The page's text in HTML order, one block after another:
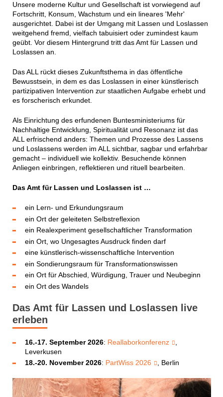
Unsere moderne Kultur und Gesellschaft ist vorwiegend auf
Fortschritt, Konsum, Wachstum und ein lineares 'Mehr'
ausgerichtet. Dabei ist der Umgang mit Lassen und Loslassen
weitgehend fremd, vielfach tabuisiert oder zumindest kaum
geübt. Vor diesem Hintergrund tritt das Amt für Lassen und
Loslassen an.
Das ALL rückt dieses Zukunftsthema in das öffentliche
Bewusstsein, in dem es das Loslassen in einer künstlerisch
partizipativen Intervention zur staatlichen Aufgabe erhebt und
es forscherisch erkundet.
Als Einrichtung des erfundenen Buntesministeriums für
Nachhaltige Entwicklung, Spiritualität und Resonanz ist das
ALL erfrischend anders: Themen und Prozesse des Lassens
und Loslassens werden im ALL sichtbar, sagbar und erfahrbar
gemacht – individuell wie kollektiv. Besuchende können
Anliegen einbringen, reflektieren und rituell bearbeiten.
Das Amt für Lassen und Loslassen ist …
ein Lern- und Erkundungsraum
ein Ort der geleiteten Selbstreflexion
ein Realexperiment gesellschaftlicher Transformation
ein Ort, wo Ungesagtes Ausdruck finden darf
eine künstlerisch-wissenschaftliche Intervention
ein Sondierungsraum für Transformationswissen
ein Ort für Abschied, Würdigung, Trauer und Neubeginn
ein Ort des Wandels
Das Amt für Lassen und Loslassen live
erleben
16.-17. September 2026: Reallaborkonferenz
Leverkusen
18.-20. November 2026: PartWiss 2026 , Berlin